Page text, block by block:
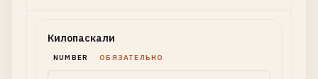
Килопаскали
NUMBER ОБЯЗАТЕЛЬНО